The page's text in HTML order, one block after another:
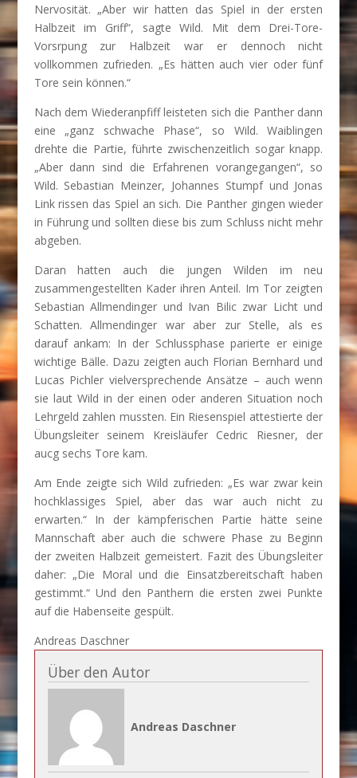
Nervosität. „Aber wir hatten das Spiel in der ersten
Halbzeit im Griff“, sagte Wild. Mit dem Drei-Tore-
Vorsrpung zur Halbzeit war er dennoch nicht
vollkommen zufrieden. „Es hätten auch vier oder fünf
Tore sein können.“
Nach dem Wiederanpfiff leisteten sich die Panther dann
eine „ganz schwache Phase“, so Wild. Waiblingen
drehte die Partie, führte zwischenzeitlich sogar knapp.
„Aber dann sind die Erfahrenen vorangegangen“, so
Wild. Sebastian Meinzer, Johannes Stumpf und Jonas
Link rissen das Spiel an sich. Die Panther gingen wieder
in Führung und sollten diese bis zum Schluss nicht mehr
abgeben.
Daran hatten auch die jungen Wilden im neu
zusammengestellten Kader ihren Anteil. Im Tor zeigten
Sebastian Allmendinger und Ivan Bilic zwar Licht und
Schatten. Allmendinger war aber zur Stelle, als es
darauf ankam: In der Schlussphase parierte er einige
wichtige Bälle. Dazu zeigten auch Florian Bernhard und
Lucas Pichler vielversprechende Ansätze – auch wenn
sie laut Wild in der einen oder anderen Situation noch
Lehrgeld zahlen mussten. Ein Riesenspiel attestierte der
Übungsleiter seinem Kreisläufer Cedric Riesner, der
aucg sechs Tore kam.
Am Ende zeigte sich Wild zufrieden: „Es war zwar kein
hochklassiges Spiel, aber das war auch nicht zu
erwarten.“ In der kämpferischen Partie hätte seine
Mannschaft aber auch die schwere Phase zu Beginn
der zweiten Halbzeit gemeistert. Fazit des Übungsleiter
daher: „Die Moral und die Einsatzbereitschaft haben
gestimmt.“ Und den Panthern die ersten zwei Punkte
auf die Habenseite gespült.
Andreas Daschner
Über den Autor
Andreas Daschner